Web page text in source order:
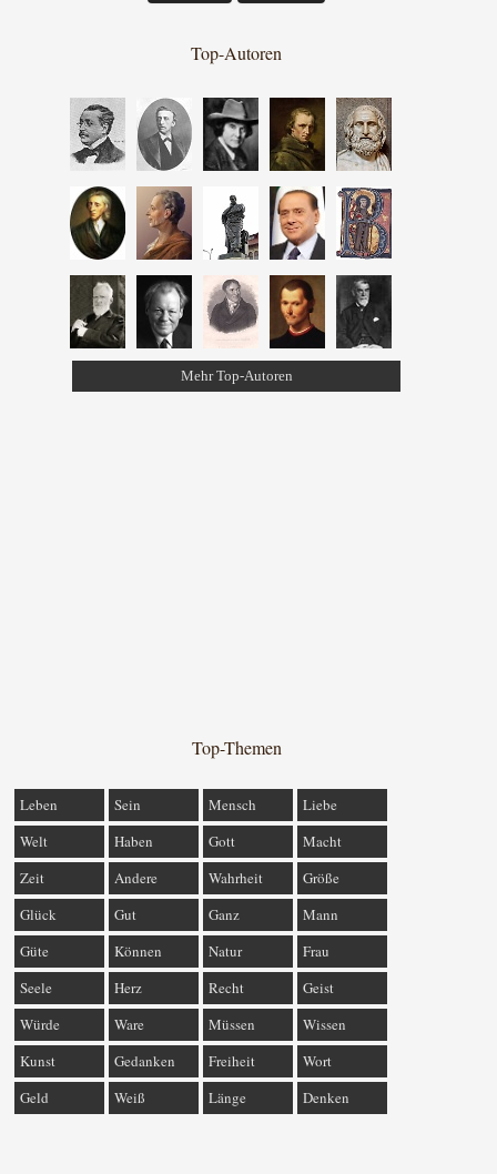
Top-Autoren
Mehr Top-Autoren
Top-Themen
Leben Sein Mensch
Liebe
Welt
Haben Gott
Macht
Zeit
Andere Wahrheit
Größe
Glück
Gut Ganz
Mann
Güte
Können Natur
Frau
Seele
Herz Recht
Geist
Würde
Ware Müssen
Wissen
Kunst
Gedanken Freiheit
Wort
Geld
Weiß Länge Denken